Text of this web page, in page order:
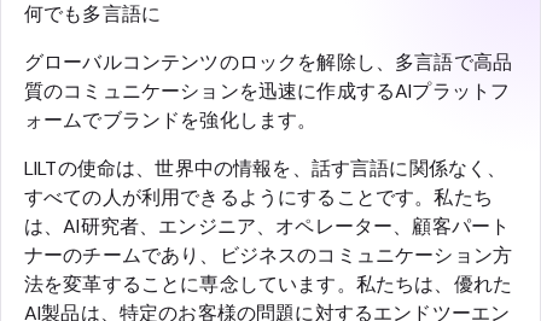
何でも多言語に
グローバルコンテンツのロックを解除し、多言語で高品
質のコミュニケーションを迅速に作成するAIプラットフ
ォームでブランドを強化します。
LILTの使命は、世界中の情報を、話す言語に関係なく、
すべての人が利用できるようにすることです。私たち
は、AI研究者、エンジニア、オペレーター、顧客パート
ナーのチームであり、ビジネスのコミュニケーション方
法を変革することに専念しています。私たちは、優れた
AI製品は、特定のお客様の問題に対するエンドツーエン